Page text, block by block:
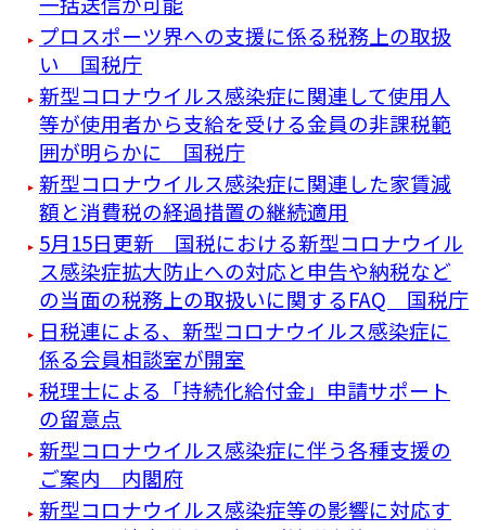
プロスポーツ界への支援に係る税務上の取扱
い 国税庁
新型コロナウイルス感染症に関連して使用人
等が使用者から支給を受ける金員の非課税範
囲が明らかに 国税庁
新型コロナウイルス感染症に関連した家賃減
額と消費税の経過措置の継続適用
5月15日更新 国税における新型コロナウイル
ス感染症拡大防止への対応と申告や納税など
の当面の税務上の取扱いに関するFAQ 国税庁
日税連による、新型コロナウイルス感染症に
係る会員相談室が開室
税理士による「持続化給付金」申請サポート
の留意点
新型コロナウイルス感染症に伴う各種支援の
ご案内 内閣府
新型コロナウイルス感染症等の影響に対応す